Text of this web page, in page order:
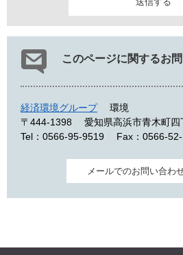
このページに関するお
経済環境グループ
環境
〒444-1398
愛知県高浜市青木町四
Tel：0566-95-9519
Fax：0566-
メールでのお問い合わ